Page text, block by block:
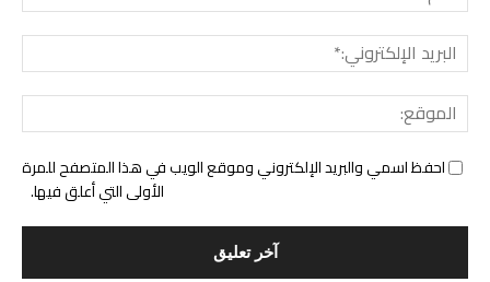
احفظ اسمي والبريد الإلكتروني وموقع الويب في هذا المتصفح للمرة
الأولى التي أعلق فيها.